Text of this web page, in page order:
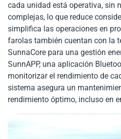
cada unidad está operativa, sin
complejas, lo que reduce
simplifica las operaciones en
farolas también cuentan con la
SunnaCore para una gestión
SunnAPP, una aplicación
monitorizar el rendimiento de
sistema asegura un
rendimiento óptimo, incluso en